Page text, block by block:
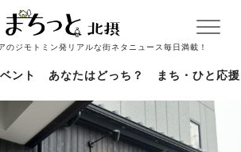
のジモトミン発リアルな街ネタニュース毎日満載！
ント あなたはどっち？ まち・ひと応援